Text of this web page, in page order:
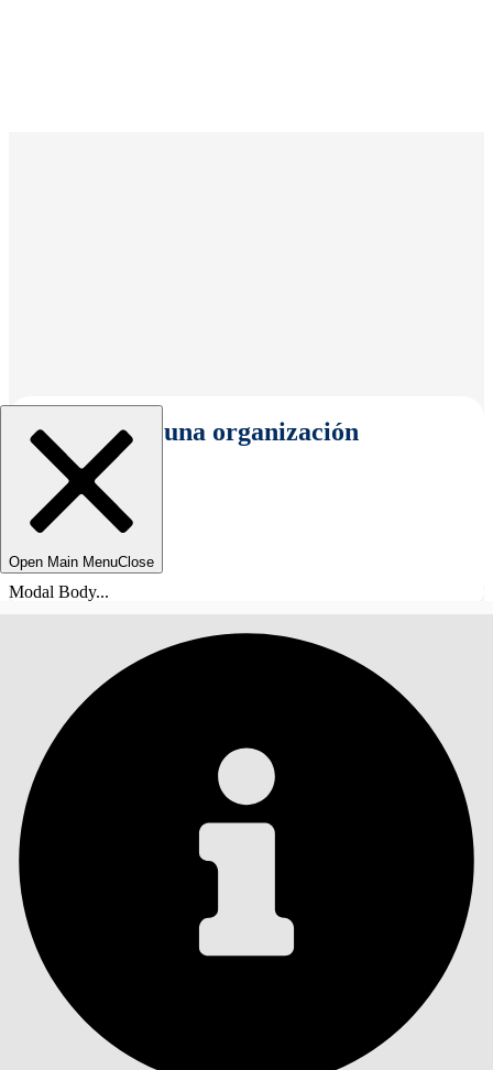
Seleccionar una organización
Open Main MenuClose
Modal Body...
Índice de materias
ÍNDICE DE MATERIAS
Buscar